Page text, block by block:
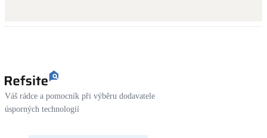
Váš rádce a pomocník při výběru dodavatele
úsporných technologií